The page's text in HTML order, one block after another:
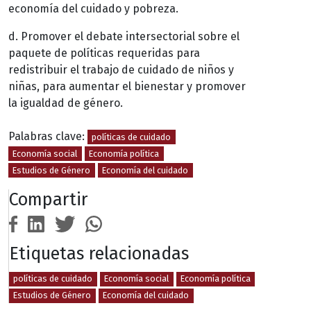
economía del cuidado y pobreza.
d. Promover el debate intersectorial sobre el
paquete de políticas requeridas para
redistribuir el trabajo de cuidado de niños y
niñas, para aumentar el bienestar y promover
la igualdad de género.
Palabras clave:
políticas de cuidado
Economía social
Economía política
Estudios de Género
Economía del cuidado
Compartir
Etiquetas relacionadas
políticas de cuidado Economía social
Economía política
Estudios de Género
Economía del cuidado